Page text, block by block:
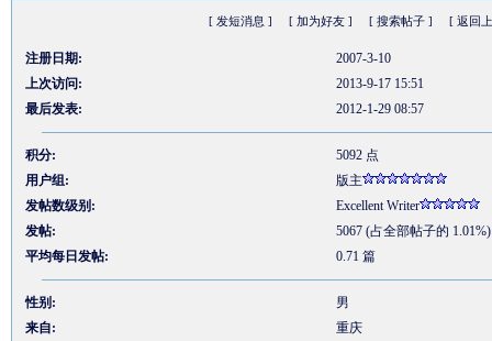
[ 发短消息 ] [ 加为好友 ] [ 搜索帖子 ] [ 返回
注册日期:
2007-3-10
上次访问:
2013-9-17 15:51
最后发表:
2012-1-29 08:57
积分:
5092 点
用户组:
版主
发帖数级别:
Excellent Writer
发帖:
5067 (占全部帖子的 1.01%)
平均每日发帖:
0.71 篇
性别:
男
来自:
重庆